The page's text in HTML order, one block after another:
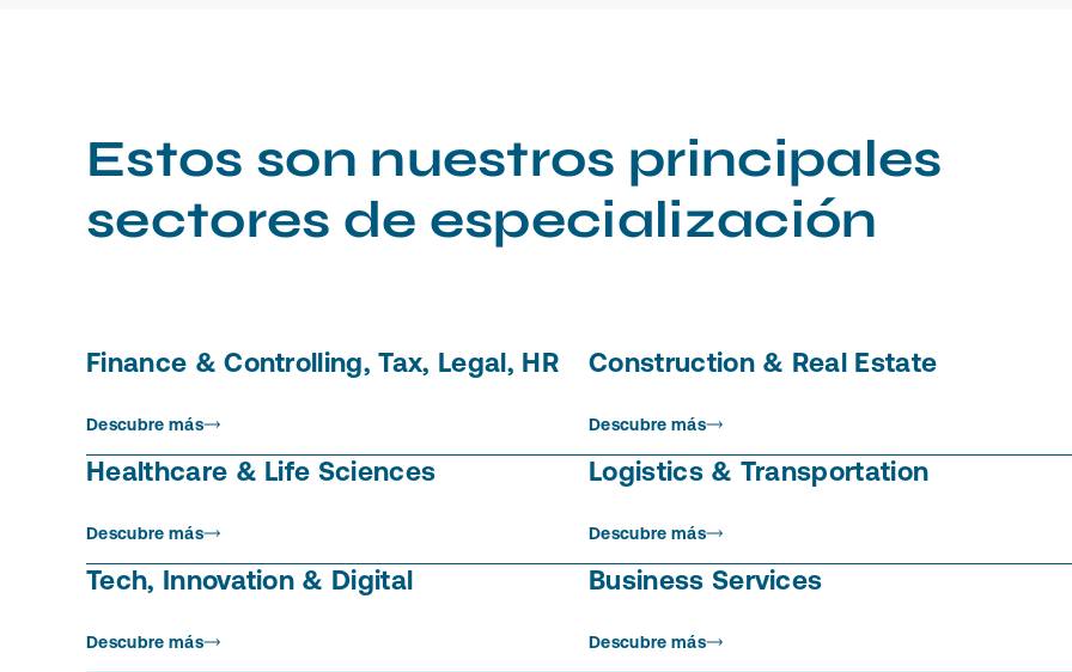
Estos son nuestros principales
sectores de especialización
Finance & Controlling, Tax, Legal, HR
Descubre más
Construction & Real Estate
Descubre más
Healthcare & Life Sciences
Descubre más
Logistics & Transportation
Descubre más
Tech, Innovation & Digital
Descubre más
Business Services
Descubre más